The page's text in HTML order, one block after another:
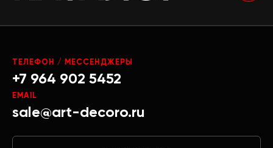
ТЕЛЕФОН / МЕССЕНДЖЕРЫ
+7 964 902 5452
EMAIL
sale@art-decoro.ru